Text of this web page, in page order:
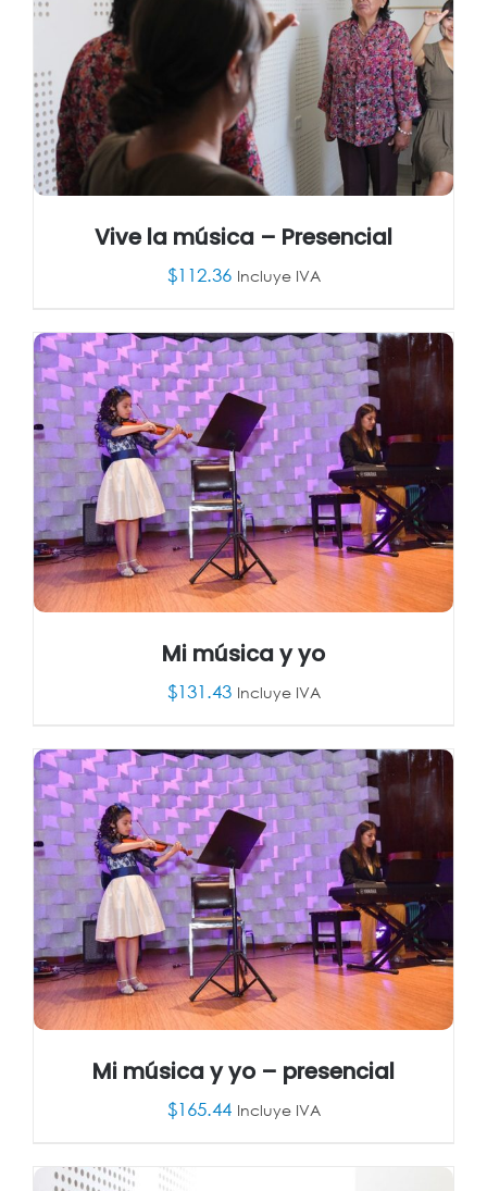
AÑADIR AL CARRITO / DETALLES
Vive la música – Presencial
$112.36 Incluye IVA
AÑADIR AL CARRITO / DETALLES
Mi música y yo
$131.43 Incluye IVA
AÑADIR AL CARRITO
Mi música y yo – presencial
$165.44 Incluye IVA